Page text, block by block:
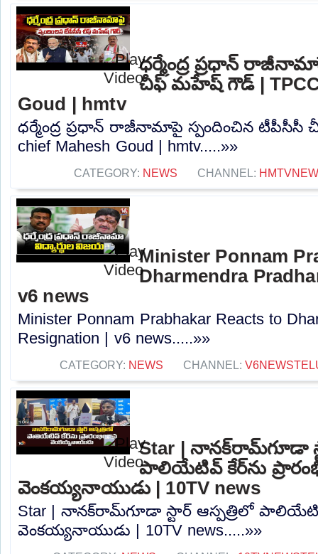
ధర్మేంద్ర ప్రధాన్
చీఫ్ మహేష్ గౌడ్ | TPCC
Goud | hmtv
ధర్మేంద్ర ప్రధాన్ రాజీనామాపై స్పందించిన టీపీసీసీ
chief Mahesh Goud | hmtv.....»»
CATEGORY: NEWS CHANNEL:
Minister Ponnam
Dharmendra
v6 news
Minister Ponnam Prabhakar Reacts to
Resignation | v6 news.....»»
CATEGORY: NEWS CHANNEL:
Star | నానక్‌రామ్‌గూడా
పాలియేటివ్ కేర్‌ను
వెంకయ్యనాయుడు | 10TV news
Star | నానక్‌రామ్‌గూడా స్టార్ ఆస్పత్రిలో
వెంకయ్యనాయుడు | 10TV news.....»»